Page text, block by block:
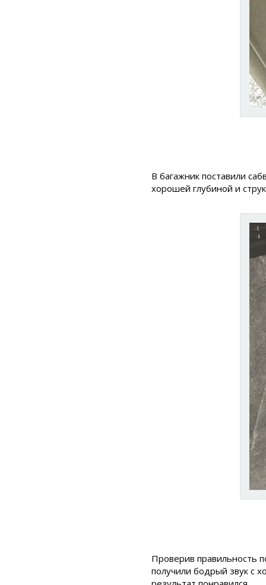
В багажник поставили
хорошей глубиной и
Проверив правильность
получили бодрый звук с